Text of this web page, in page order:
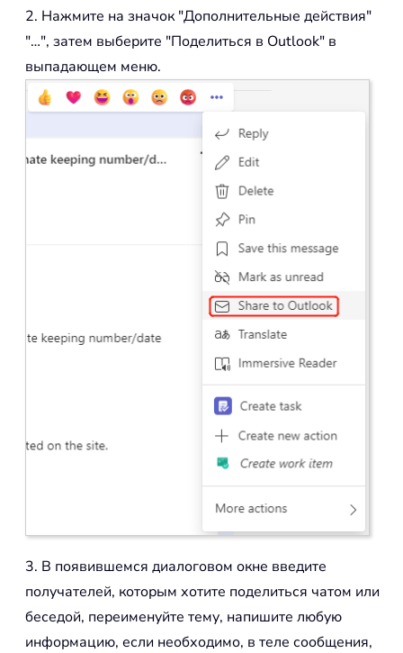
2. Нажмите на значок "Дополнительные действия"
"…", затем выберите "Поделиться в Outlook" в
выпадающем меню.
3. В появившемся диалоговом окне введите
получателей, которым хотите поделиться чатом или
беседой, переименуйте тему, напишите любую
информацию, если необходимо, в теле сообщения,